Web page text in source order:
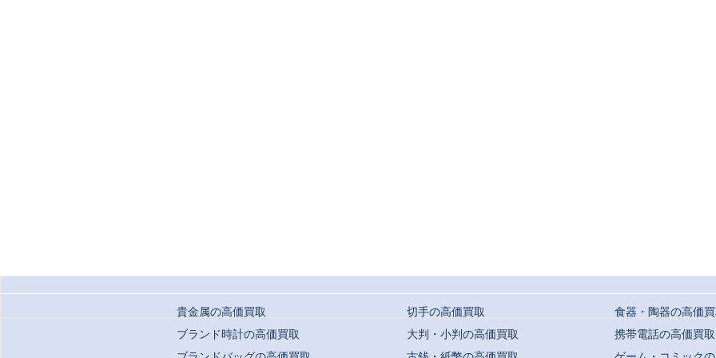
貴金属の高価買取
ブランド時計の高価買取
切手の高価買取
大判・小判の高価買取
食器・陶器の高価買
携帯電話の高価買取